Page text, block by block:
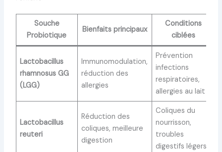
Souche
Probiotique
Bienfaits principaux
Conditions
ciblées
Lactobacillus
rhamnosus GG
(LGG)
Immunomodulation,
réduction des
allergies
Prévention
infections
respiratoires,
allergies au lait
Lactobacillus
reuteri
Réduction des
coliques, meilleure
digestion
Coliques du
nourrisson,
troubles
digestifs légers